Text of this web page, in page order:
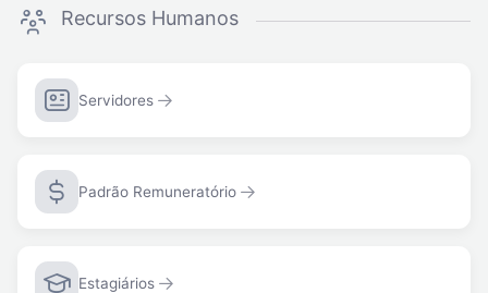
Recursos Humanos
Servidores
Padrão Remuneratório
Estagiários